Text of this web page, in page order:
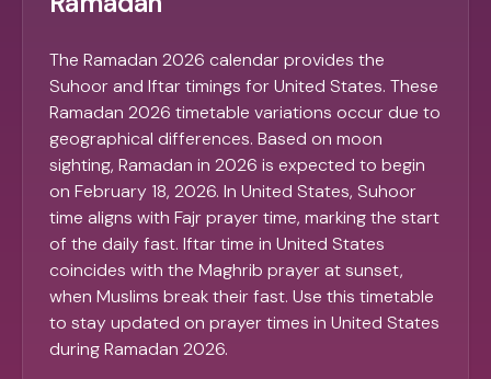
The Ramadan 2026 calendar provides the
Suhoor and Iftar timings for United States. These
Ramadan 2026 timetable variations occur due to
geographical differences. Based on moon
sighting, Ramadan in 2026 is expected to begin
on February 18, 2026. In United States, Suhoor
time aligns with Fajr prayer time, marking the start
of the daily fast. Iftar time in United States
coincides with the Maghrib prayer at sunset,
when Muslims break their fast. Use this timetable
to stay updated on prayer times in United States
during Ramadan 2026.